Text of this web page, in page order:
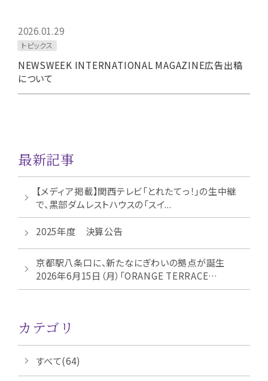
2026.01.29
トピックス
NEWSWEEK INTERNATIONAL MAGAZINE広告出稿
について
最新記事
【メディア掲載】関西テレビ「とれたてっ！」の生中継
で、黒部ダムレストハウスの「スイ...
2025年度 決算公告
京都駅八条口に、新たなにぎわいの拠点が誕生
2026年6月15日（月）「ORANGE TERRACE
KYOT...
カテゴリ
すべて(64)